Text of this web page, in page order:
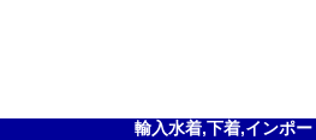
輸入水着,下着,インポ